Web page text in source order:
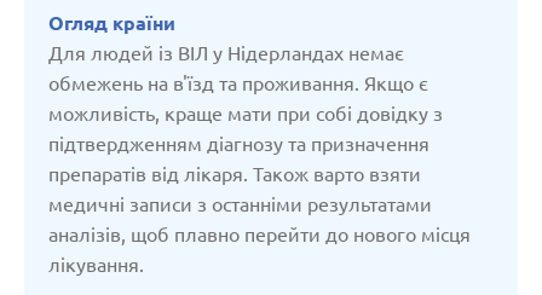
Огляд країни
Для людей із ВІЛ у Нідерландах немає
обмежень на в'їзд та проживання. Якщо є
можливість, краще мати при собі довідку з
підтвердженням діагнозу та призначення
препаратів від лікаря. Також варто взяти
медичні записи з останніми результатами
аналізів, щоб плавно перейти до нового місця
лікування.
Бельгія
Болгарія
Білорусь
Вірменія